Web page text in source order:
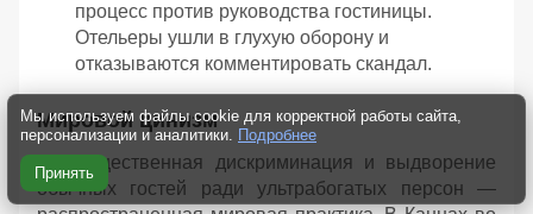
процесс против руководства гостиницы.
Отельеры ушли в глухую оборону и
отказываются комментировать скандал.
Мировой цинизм
«Имущественная дискриминация и выдворение
обычных гостей ради ультрабогатых персон —
Мы используем файлы cookie для корректной работы сайта,
персонализации и аналитики. Подробнее
Принять